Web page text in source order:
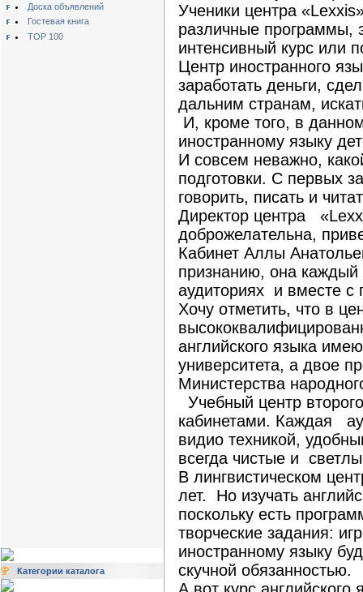
Доска объявлений
Гостевая книга
TOP 100
Категории каталога
Ученики центра
различные программы,
интенсивный курс или
Центр иностранного
заработать деньги,
дальним странам,
И, кроме того, в
иностранному языку
И совсем неважно,
подготовки. С первых
говорить, писать и
Директор центра
доброжелательна,
Кабинет Аллы
признанию, она
аудиториях и вместе с
Хочу отметить, что в
английского языка
университета, а двое
Министерства
Учебный центр
кабинетами. Каждая
видио техникой,
всегда чистые и
В лингвистическом
лет. Но изучать
поскольку есть
творческие задания:
иностранному языку
скучной обязанностью.